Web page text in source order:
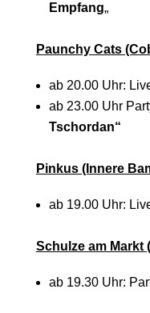
Empfang„
Paunchy Cats
ab 20.00 Uhr:
ab 23.00 Uhr
Tschordan“
Pinkus (Innere
ab 19.00 Uhr:
Schulze am Markt
ab 19.30 Uhr: